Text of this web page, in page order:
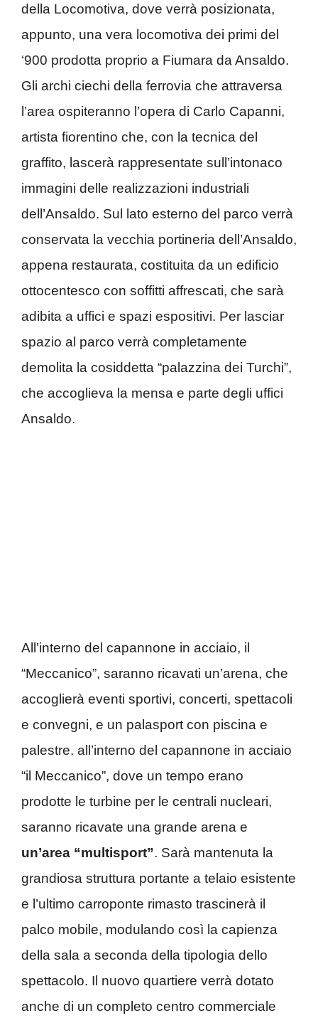
della Locomotiva, dove verrà posizionata,
appunto, una vera locomotiva dei primi del
‘900 prodotta proprio a Fiumara da Ansaldo.
Gli archi ciechi della ferrovia che attraversa
l’area ospiteranno l’opera di Carlo Capanni,
artista fiorentino che, con la tecnica del
graffito, lascerà rappresentate sull’intonaco
immagini delle realizzazioni industriali
dell’Ansaldo. Sul lato esterno del parco verrà
conservata la vecchia portineria dell’Ansaldo,
appena restaurata, costituita da un edificio
ottocentesco con soffitti affrescati, che sarà
adibita a uffici e spazi espositivi. Per lasciar
spazio al parco verrà completamente
demolita la cosiddetta “palazzina dei Turchi”,
che accoglieva la mensa e parte degli uffici
Ansaldo.
All’interno del capannone in acciaio, il
“Meccanico”, saranno ricavati un’arena, che
accoglierà eventi sportivi, concerti, spettacoli
e convegni, e un palasport con piscina e
palestre. all’interno del capannone in acciaio
“il Meccanico”, dove un tempo erano
prodotte le turbine per le centrali nucleari,
saranno ricavate una grande arena e
un’area “multisport”. Sarà mantenuta la
grandiosa struttura portante a telaio esistente
e l’ultimo carroponte rimasto trascinerà il
palco mobile, modulando così la capienza
della sala a seconda della tipologia dello
spettacolo. Il nuovo quartiere verrà dotato
anche di un completo centro commerciale